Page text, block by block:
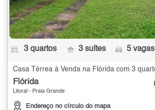
3 quartos 3 suítes 5 vagas
Casa Térrea à Venda na Flórida com 3
Flórida
Litoral - Praia Grande
Endereço no círculo do mapa